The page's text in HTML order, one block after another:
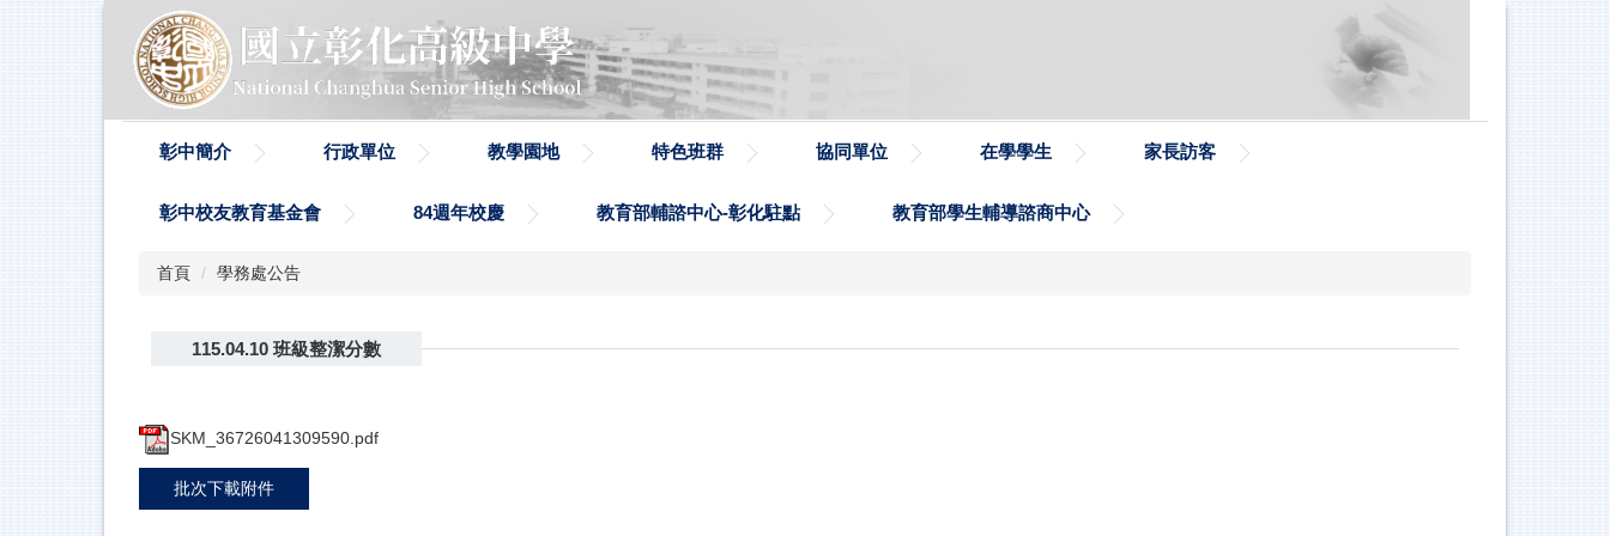
彰中簡介 行政單位 教學園地 特色班群 協同單位 在學學生 家長訪客
彰中校友教育基金會 84週年校慶 教育部輔諮中心-彰化駐點 教育部學生輔導諮商中心
首頁 學務處公告
115.04.10 班級整潔分數
SKM_36726041309590.pdf
批次下載附件